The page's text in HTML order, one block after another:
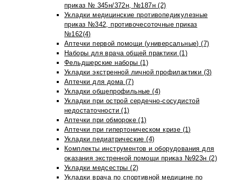
приказ № 345н/372н, №187н (2)
Укладки медицинские противопедикулезные
приказ №342, противочесоточные приказ
№162(4)
Аптечки первой помощи (универсальные) (7)
Наборы для врача общей практики (1)
Фельдшерские наборы (1)
Укладки экстренной личной профилактики (3)
Аптечки для дома (7)
Укладки общепрофильные (4)
Укладки при острой сердечно-сосудистой
недостаточности (1)
Аптечки при обмороке (1)
Аптечки при гипертоническом кризе (1)
Укладки педиатрические (4)
Комплекты инструментов и оборудования для
оказания экстренной помощи приказ №923н (2)
Укладки медсестры (2)
Укладки врача по спортивной медицине по